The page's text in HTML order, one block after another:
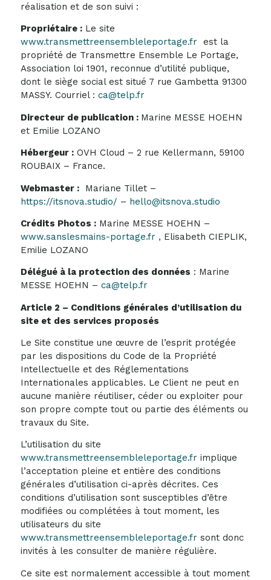
réalisation et de son suivi :
Propriétaire :Le site
www.transmettreensembleleportage.frest la
propriété de Transmettre Ensemble Le Portage,
Association loi 1901, reconnue d’utilité publique,
dont le siège social est situé 7 rue Gambetta 91300
MASSY. Courriel : ca@telp.fr
Directeur de publication : Marine MESSE HOEHN
et Emilie LOZANO
Hébergeur :OVH Cloud – 2 rue Kellermann, 59100
ROUBAIX – France.
Webmaster :Mariane Tillet –
https://itsnova.studio/ – hello@itsnova.studio
Crédits Photos :Marine MESSE HOEHN –
www.sanslesmains-portage.fr , Elisabeth CIEPLIK,
Emilie LOZANO
Délégué à la protection des données : Marine
MESSE HOEHN – ca@telp.fr
Article 2 – Conditions générales d’utilisation du
site et des services proposés
Le Site constitue une œuvre de l’esprit protégée
par les dispositions du Code de la Propriété
Intellectuelle et des Réglementations
Internationales applicables. Le Client ne peut en
aucune manière réutiliser, céder ou exploiter pour
son propre compte tout ou partie des éléments ou
travaux du Site.
L’utilisation du site
www.transmettreensembleleportage.frimplique
l’acceptation pleine et entière des conditions
générales d’utilisation ci-après décrites. Ces
conditions d’utilisation sont susceptibles d’être
modifiées ou complétées à tout moment, les
utilisateurs du site
www.transmettreensembleleportage.frsont donc
invités à les consulter de manière régulière.
Ce site est normalement accessible à tout moment